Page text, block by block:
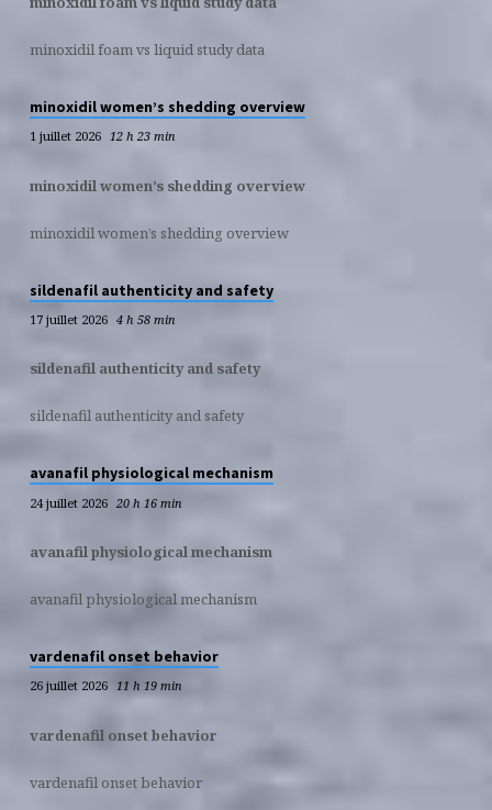
minoxidil foam vs liquid study data
minoxidil women’s shedding overview
1 juillet 2026 12 h 23 min
minoxidil women’s shedding overview
minoxidil women’s shedding overview
sildenafil authenticity and safety
17 juillet 2026 4 h 58 min
sildenafil authenticity and safety
sildenafil authenticity and safety
avanafil physiological mechanism
24 juillet 2026 20 h 16 min
avanafil physiological mechanism
avanafil physiological mechanism
vardenafil onset behavior
26 juillet 2026 11 h 19 min
vardenafil onset behavior
vardenafil onset behavior